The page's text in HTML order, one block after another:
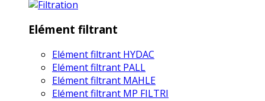
Elément filtrant
Elément filtrant HYDAC
Elément filtrant PALL
Elément filtrant MAHLE
Elément filtrant MP FILTRI